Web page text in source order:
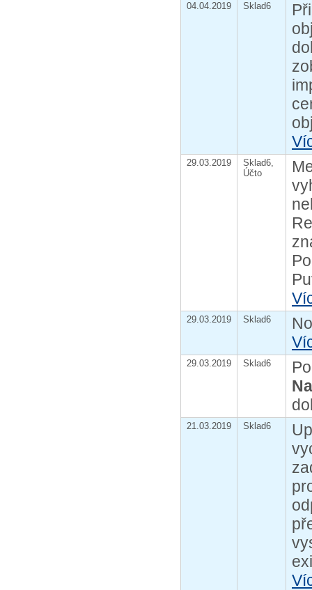
04.04.2019 Sklad6
29.03.2019
Sklad6,
Účto
29.03.2019 Sklad6
29.03.2019 Sklad6
21.03.2019 Sklad6